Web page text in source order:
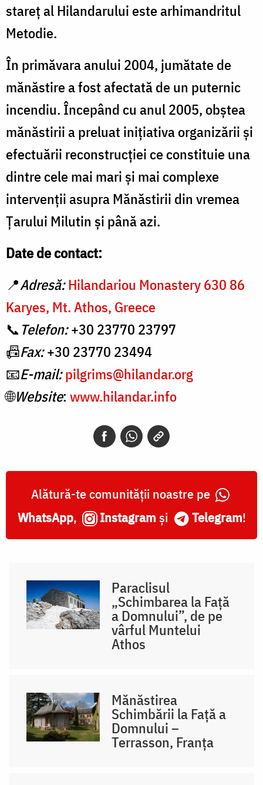
stareţ al Hilandarului este arhimandritul
Metodie.
În primăvara anului 2004, jumătate de
mănăstire a fost afectată de un puternic
incendiu. Începând cu anul 2005, obștea
mănăstirii a preluat inițiativa organizării și
efectuării reconstrucției ce constituie una
dintre cele mai mari și mai complexe
intervenții asupra Mănăstirii din vremea
Ţarului Milutin și până azi.
Date de contact:
📍Adresă:Hilandariou Monastery 630 86
Karyes, Mt. Athos, Greece
📞 Telefon:+30 23770 23797
📠Fax:+30 23770 23494
📧E-mail:pilgrims@hilandar.org
🌐Website: www.hilandar.info
Alătură-te comunității noastre pe
WhatsApp, Instagram și Telegram!
Paraclisul
„Schimbarea la Față
a Domnului”, de pe
vârful Muntelui
Athos
Mănăstirea
Schimbării la Față a
Domnului –
Terrasson, Franţa